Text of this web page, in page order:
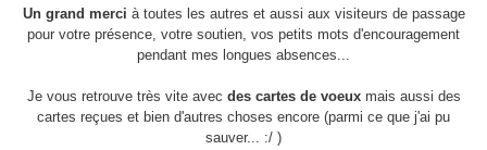
Un grand merci à toutes les autres et aussi aux visiteurs de passage
pour votre présence, votre soutien, vos petits mots d'encouragement
pendant mes longues absences...
Je vous retrouve très vite avec des cartes de voeuxmais aussi des
cartes reçues et bien d'autres choses encore (parmi ce que j'ai pu
sauver... :/ )